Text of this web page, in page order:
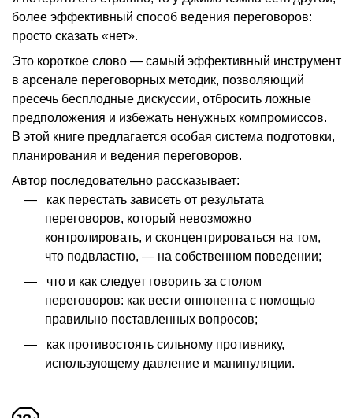
более эффективный способ ведения переговоров:
просто сказать «нет».
Это короткое слово — самый эффективный инструмент
в арсенале переговорных методик, позволяющий
пресечь бесплодные дискуссии, отбросить ложные
предположения и избежать ненужных компромиссов.
В этой книге предлагается особая система подготовки,
планирования и ведения переговоров.
Автор последовательно рассказывает:
как перестать зависеть от результата
переговоров, который невозможно
контролировать, и сконцентрироваться на том,
что подвластно, — на собственном поведении;
что и как следует говорить за столом
переговоров: как вести оппонента с помощью
правильно поставленных вопросов;
как противостоять сильному противнику,
использующему давление и манипуляции.